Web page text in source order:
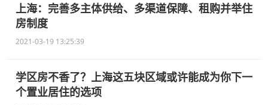
上海：完善多主体供给、多渠道保障、租购并举住
房制度
2021-03-19 13:25:39
学区房不香了？上海这五块区域或许能成为你下一
个置业居住的选项